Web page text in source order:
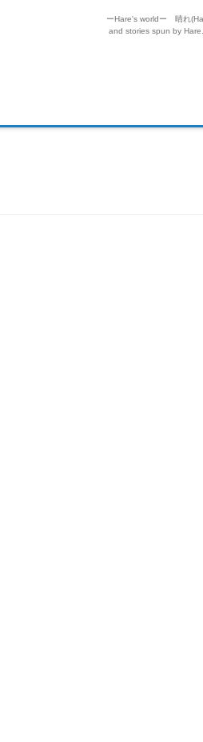
ーHare's worldー 晴れ
and stories spun by